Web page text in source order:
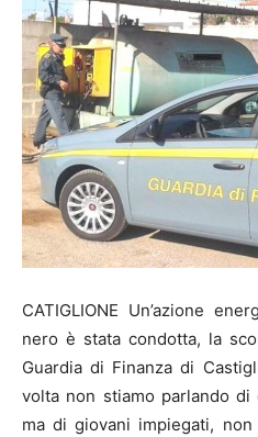
CATIGLIONE Un’azione
nero è stata condotta, la
Guardia di Finanza di
volta non stiamo parlando di
ma di giovani impiegati,